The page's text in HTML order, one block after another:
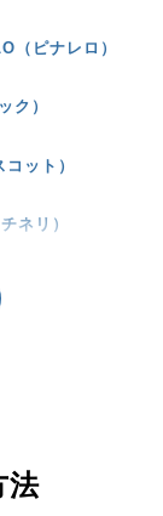
（ピナレロ）
ク）
ット）
ネリ）
法